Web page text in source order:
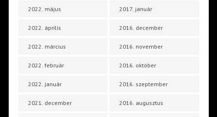
2022. május
2022. április
2022. március
2022. február
2022. január
2021. december
2017. január
2016. december
2016. november
2016. október
2016. szeptember
2016. augusztus